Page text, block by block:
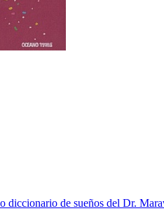
diccionario de sueños del Dr.